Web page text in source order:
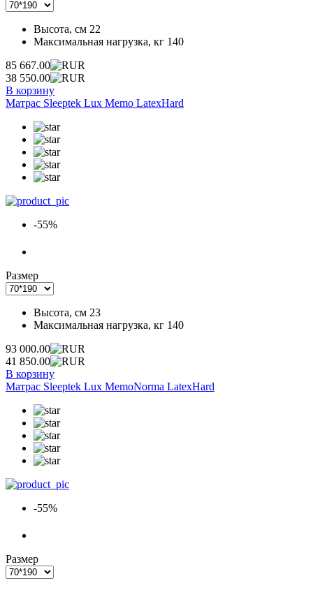
Высота, см 22
Максимальная нагрузка, кг 140
85 667.00
38 550.00
В корзину
Матрас Sleeptek Lux Memo LatexHard
-55%
Размер
Высота, см 23
Максимальная нагрузка, кг 140
93 000.00
41 850.00
В корзину
Матрас Sleeptek Lux MemoNorma LatexHard
-55%
Размер